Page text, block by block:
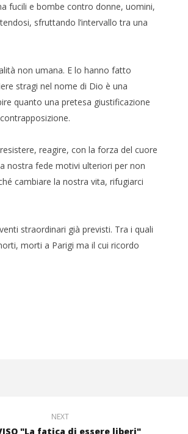
fucili e bombe contro donne, uomini,
sfruttando l’intervallo tra una
non umana. E lo hanno fatto
stragi nel nome di Dio è una
quanto una pretesa giustificazione
reagire, con la forza del cuore
nostra fede motivi ulteriori per non
cambiare la nostra vita, rifugiarci
straordinari già previsti. Tra i quali
morti a Parigi ma il cui ricordo
NEXT
"La fatica di essere liberi"